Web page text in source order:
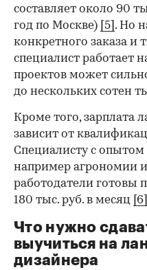
составляет около 90
год по Москве) [5] . Но
конкретного заказа и
специалист работает
проектов может
до нескольких сотен
Кроме того, зарплата
зависит от
Специалисту с
например агрономии
работодатели готовы
180 тыс. руб. в месяц [6]
Что нужно
выучиться на
дизайнера